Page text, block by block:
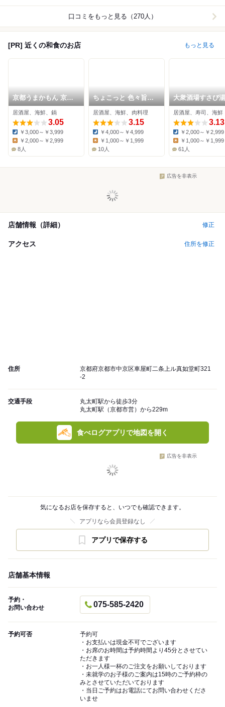
口コミをもっと見る（270人）
[PR] 近くの和食のお店 もっと見る
京都うまかもん 京都
河原町店
居酒屋、海鮮、鍋
3.05
Dinner:
￥3,000～￥3,999
Lunch:
￥2,000～￥2,999
8人
ちょこっと 色々旨い
もん 色 -Shiki-
居酒屋、海鮮、肉料理
3.15
Dinner:
￥4,000～￥4,999
Lunch:
￥1,000～￥1,999
10人
大衆酒場すさび
原町三条店
居酒屋、寿司、海鮮
3.13
Dinner:
￥2,000～￥2,999
Lunch:
￥1,000～￥1,999
61人
広告を非表示
店舗情報（詳細） 修正
アクセス 住所を修正
住所
京都府京都市中京区車屋町二条上ル真如堂町321
-2
交通手段
丸太町駅から徒歩3分
丸太町駅（京都市営）から229m
食べログアプリで地図を開く
広告を非表示
気になるお店を保存すると、いつでも確認できます。
アプリなら会員登録なし
アプリで保存する
店舗基本情報
予約・
お問い合わせ
075-585-2420
予約可否
予約可
・お支払いは現金不可でございます
・お席のお時間は予約時間より45分とさせてい
ただきます
・お一人様一杯のご注文をお願いしております
・未就学のお子様のご案内は15時のご予約枠の
みとさせていただいております
・当日ご予約はお電話にてお問い合わせくださ
いませ